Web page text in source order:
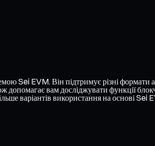
Sei EVM. Він підтримує різні формати
вам досліджувати функції
варіантів використання на основі Sei